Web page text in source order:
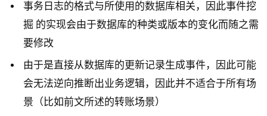
事务日志的格式与所使用的数据库相关，因此事件挖
掘 的实现会由于数据库的种类或版本的变化而随之需
要修改
由于是直接从数据库的更新记录生成事件，因此可能
会无法逆向推断出业务逻辑，因此并不适合于所有场
景（比如前文所述的转账场景）